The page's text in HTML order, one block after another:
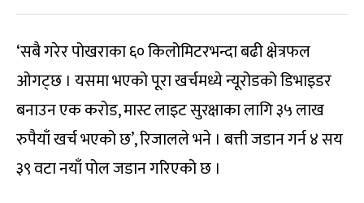
‘सबै गरेर पोखराका ६० किलोमिटरभन्दा बढी क्षेत्रफल
ओगट्छ । यसमा भएको पूरा खर्चमध्ये न्यूरोडको डिभाइडर
बनाउन एक करोड, मास्ट लाइट सुरक्षाका लागि ३५ लाख
रुपैयाँ खर्च भएको छ’, रिजालले भने । बत्ती जडान गर्न ४ सय
३९ वटा नयाँ पोल जडान गरिएको छ ।